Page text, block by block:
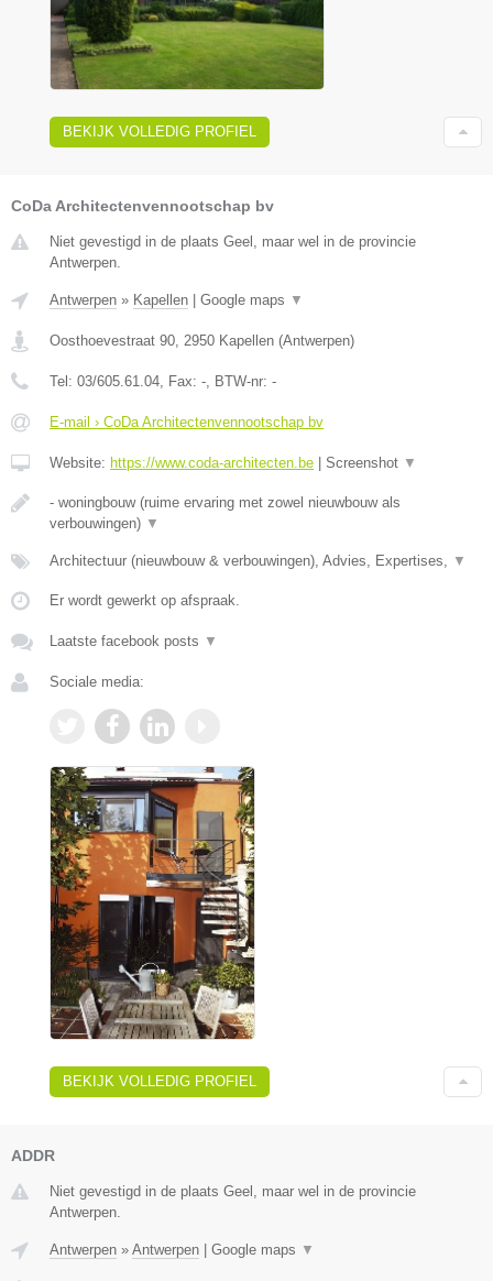
BEKIJK VOLLEDIG PROFIEL
CoDa Architectenvennootschap bv
Niet gevestigd in de plaats Geel, maar wel in de provincie
Antwerpen.
Antwerpen » Kapellen Google maps ▼
Oosthoevestraat 90 2950 Kapellen (Antwerpen)
Tel: 03/605.61.04 , Fax: - , BTW-nr: -
E-mail › CoDa Architectenvennootschap bv
Website: https://www.coda-architecten.be Screenshot ▼
- woningbouw (ruime ervaring met zowel nieuwbouw als
verbouwingen) ▼
Architectuur (nieuwbouw & verbouwingen), Advies, Expertises, ▼
Er wordt gewerkt op afspraak.
Laatste facebook posts ▼
Sociale media:
BEKIJK VOLLEDIG PROFIEL
ADDR
Niet gevestigd in de plaats Geel, maar wel in de provincie
Antwerpen.
Antwerpen » Antwerpen Google maps ▼